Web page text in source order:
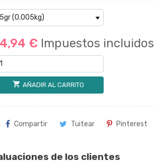
€ Impuestos incluidos
shopping_cart AÑADIR AL CARRITO
Compartir Tuitear Pinterest
de los clientes